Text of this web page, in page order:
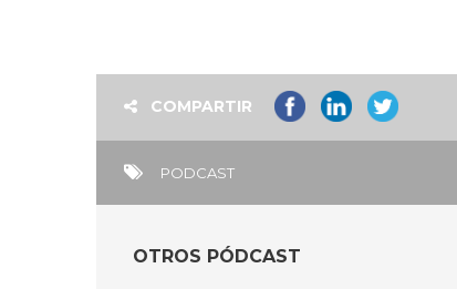
COMPARTIR
PODCAST
OTROS PÓDCAST